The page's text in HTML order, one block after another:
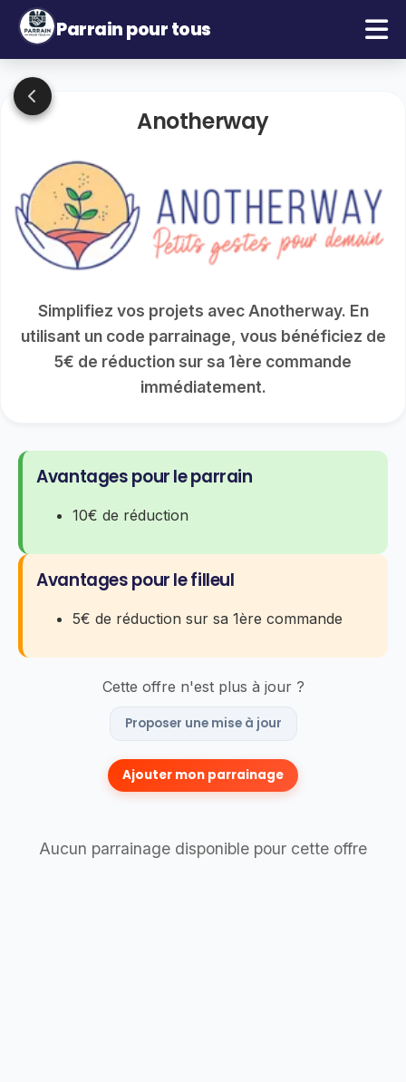
Parrain pour tous
Anotherway
Simplifiez vos projets avec Anotherway. En
utilisant un code parrainage, vous bénéficiez de
5€ de réduction sur sa 1ère commande
immédiatement.
Avantages pour le parrain
10€ de réduction
Avantages pour le filleul
5€ de réduction sur sa 1ère commande
Cette offre n'est plus à jour ?
Proposer une mise à jour
Ajouter mon parrainage
Aucun parrainage disponible pour cette offre